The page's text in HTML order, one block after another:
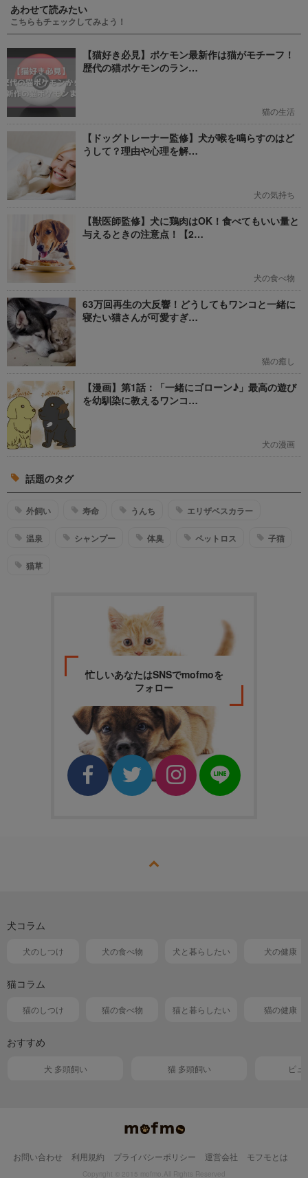
あわせて読みたい
こちらもチェックしてみよう！
【猫好き必見】ポケモン最新作は猫がモチーフ！
歴代の猫ポケモンのラン…
猫の生活
【ドッグトレーナー監修】犬が喉を鳴らすのはど
うして？理由や心理を解…
犬の気持ち
【獣医師監修】犬に鶏肉はOK！食べてもいい量と
与えるときの注意点！【2…
犬の食べ物
63万回再生の大反響！どうしてもワンコと一緒に
寝たい猫さんが可愛すぎ…
猫の癒し
【漫画】第1話：「一緒にゴローン♪」最高の遊び
を幼馴染に教えるワンコ…
犬の漫画
話題のタグ
外飼い 寿命 うんち エリザベスカラー
温泉 シャンプー 体臭 ペットロス 子猫
猫草
忙しいあなたはSNSでmofmoを
フォロー
犬コラム
犬のしつけ 犬の食べ物 犬と暮らしたい 犬の健康
猫コラム
猫のしつけ 猫の食べ物 猫と暮らしたい 猫の健康
おすすめ
犬 多頭飼い 猫 多頭飼い ピュ
お問い合わせ 利用規約 プライバシーポリシー 運営会社 モフモとは
Copyright © 2015 mofmo.All Rights Reserved